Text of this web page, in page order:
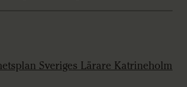
Sveriges Lärare Katrineholm